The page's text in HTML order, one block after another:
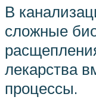
В
сложные
лекарства
процессы.